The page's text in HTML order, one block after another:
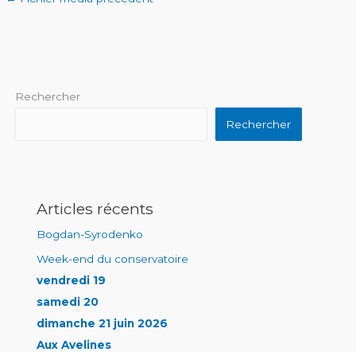
Rechercher
Rechercher
Articles récents
Bogdan-Syrodenko
Week-end du conservatoire
vendredi 19
samedi 20
dimanche 21 juin 2026
Aux Avelines